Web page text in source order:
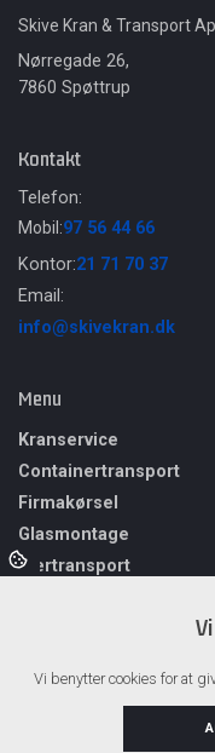
Skive Kran & Transport
Nørregade 26,
7860 Spøttrup
Kontakt
Telefon:
Mobil:97 56 44 66
Kontor:21 71 70 37
Email:
info@skivekran.dk
Menu
Kranservice
Containertransport
Firmakørsel​
Glasmontage
Særtransport
Vi benytter cookies for at